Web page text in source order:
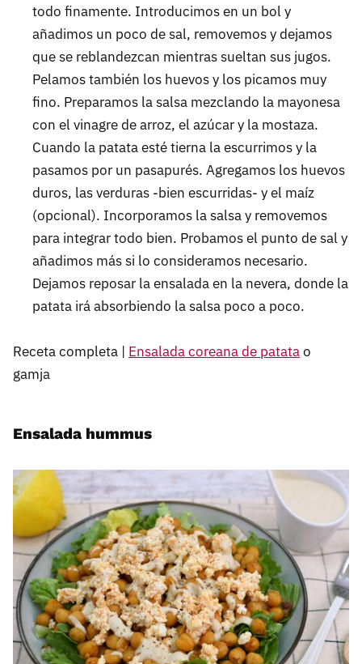
todo finamente. Introducimos en un bol y
añadimos un poco de sal, removemos y dejamos
que se reblandezcan mientras sueltan sus jugos.
Pelamos también los huevos y los picamos muy
fino. Preparamos la salsa mezclando la mayonesa
con el vinagre de arroz, el azúcar y la mostaza.
Cuando la patata esté tierna la escurrimos y la
pasamos por un pasapurés. Agregamos los huevos
duros, las verduras -bien escurridas- y el maíz
(opcional). Incorporamos la salsa y removemos
para integrar todo bien. Probamos el punto de sal y
añadimos más si lo consideramos necesario.
Dejamos reposar la ensalada en la nevera, donde la
patata irá absorbiendo la salsa poco a poco.
Receta completa | Ensalada coreana de patatao
gamja
Ensalada hummus